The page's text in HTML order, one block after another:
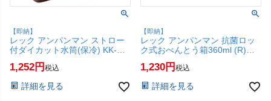
【即納】
レック アンパンマン ストロー
付ダイカット水筒(保冷) KK-
318 400ml 【LEC 遠足 水筒 子
供用 お出かけ ワンタッチボタ
(6041996)
1,252 税込
詳細を見る
【即納】
レック アンパンマン 抗菌ロッ
ク式おべんとう箱360ml (R)
A00244【LEC お弁当箱 ランチ
ボックス 子供用 こども用 電子
色】【SBT】(6056450)
1,230 税込
詳細を見る